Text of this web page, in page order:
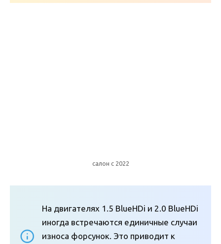
салон с 2022
На двигателях 1.5 BlueHDi и 2.0 BlueHDi
иногда встречаются единичные случаи
износа форсунок. Это приводит к